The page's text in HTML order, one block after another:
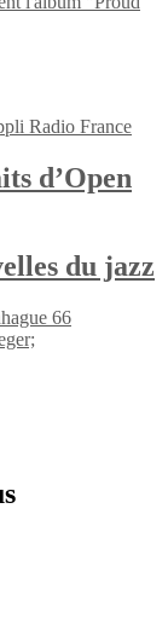
Radio France
d’Open
du jazz
66